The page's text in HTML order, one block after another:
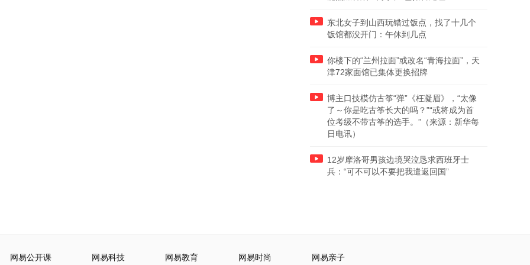
东北女子到山西玩错过饭点，找了十几个
饭馆都没开门：午休到几点
你楼下的“兰州拉面”或改名“青海拉面”，天
津72家面馆已集体更换招牌
博主口技模仿古筝“弹”《枉凝眉》，“太像
了～你是吃古筝长大的吗？”“或将成为首
位考级不带古筝的选手。”（来源：新华每
日电讯）
12岁摩洛哥男孩边境哭泣恳求西班牙士
兵：“可不可以不要把我遣返回国”
网易公开课 网易科技 网易教育 网易时尚 网易亲子